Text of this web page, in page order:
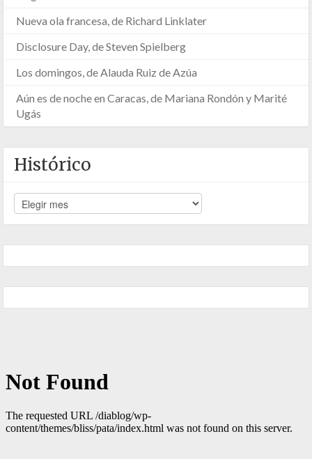
Nueva ola francesa, de Richard Linklater
Disclosure Day, de Steven Spielberg
Los domingos, de Alauda Ruiz de Azúa
Aún es de noche en Caracas, de Mariana Rondón y Marité
Ugás
Histórico